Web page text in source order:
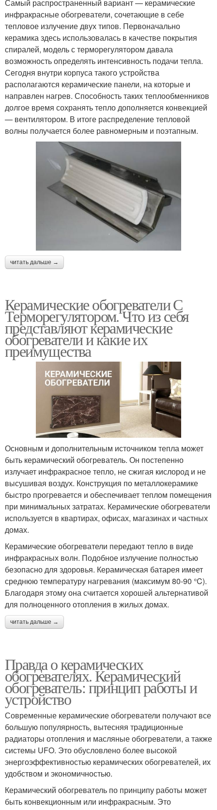
Самый распространенный вариант — керамические
инфракрасные обогреватели, сочетающие в себе
тепловое излучение двух типов. Первоначально
керамика здесь использовалась в качестве покрытия
спиралей, модель с терморегулятором давала
возможность определять интенсивность подачи тепла.
Сегодня внутри корпуса такого устройства
располагаются керамические панели, на которые и
направлен нагрев. Способность таких теплообменников
долгое время сохранять тепло дополняется конвекцией
— вентилятором. В итоге распределение тепловой
волны получается более равномерным и поэтапным.
читать дальше →
Керамические обогреватели С
Терморегулятором. Что из себя
представляют керамические
обогреватели и какие их
преимущества
Основным и дополнительным источником тепла может
быть керамический обогреватель. Он постепенно
излучает инфракрасное тепло, не сжигая кислород и не
высушивая воздух. Конструкция по металлокерамике
быстро прогревается и обеспечивает теплом помещения
при минимальных затратах. Керамические обогреватели
используется в квартирах, офисах, магазинах и частных
домах.
Керамические обогреватели передают тепло в виде
инфракрасных волн. Подобное излучение полностью
безопасно для здоровья. Керамическая батарея имеет
среднюю температуру нагревания (максимум 80-90 °C).
Благодаря этому она считается хорошей альтернативой
для полноценного отопления в жилых домах.
читать дальше →
Правда о керамических
обогревателях. Керамический
обогреватель: принцип работы и
устройство
Современные керамические обогреватели получают все
большую популярность, вытесняя традиционные
радиаторы отопления и масляные обогреватели, а также
системы UFO. Это обусловлено более высокой
энергоэффективностью керамических обогревателей, их
удобством и экономичностью.
Керамический обогреватель по принципу работы может
быть конвекционным или инфракрасным. Это